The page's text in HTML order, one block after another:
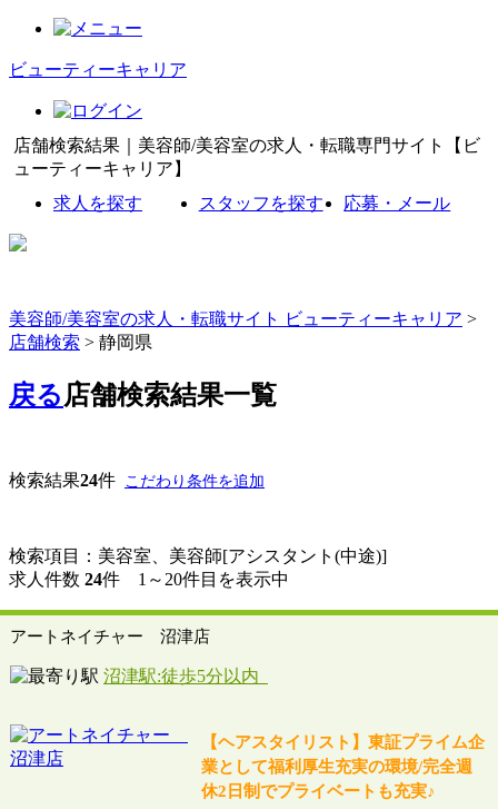
ビューティーキャリア
店舗検索結果｜美容師/美容室の求人・転職専門サイト【ビ
ューティーキャリア】
求人を探す
スタッフを探す 応募・メール
美容師/美容室の求人・転職サイト ビューティーキャリア >
店舗検索 > 静岡県
戻る店舗検索結果一覧
検索結果24件 こだわり条件を追加
検索項目：美容室、美容師[アシスタント(中途)]
求人件数 24件 1～20件目を表示中
アートネイチャー 沼津店
沼津駅:徒歩5分以内
【ヘアスタイリスト】東証プライム企
業として福利厚生充実の環境/完全週
休2日制でプライベートも充実♪